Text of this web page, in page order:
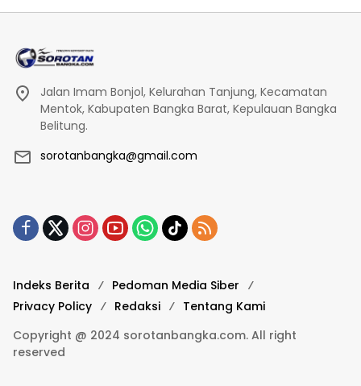
Jalan Imam Bonjol, Kelurahan Tanjung, Kecamatan
Mentok, Kabupaten Bangka Barat, Kepulauan Bangka
Belitung.
sorotanbangka@gmail.com
Indeks Berita
Pedoman Media Siber
Privacy Policy
Redaksi
Tentang Kami
Copyright @ 2024 sorotanbangka.com. All right
reserved